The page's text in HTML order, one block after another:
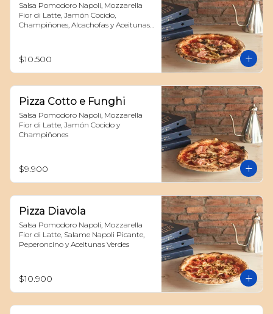
Salsa Pomodoro Napoli, Mozzarella
Fior di Latte, Jamón Cocido,
Champiñones, Alcachofas y Aceitunas
$10.500
Pizza Cotto e Funghi
Salsa Pomodoro Napoli, Mozzarella
Fior di Latte, Jamón Cocido y
Champiñones
$9.900
Pizza Diavola
Salsa Pomodoro Napoli, Mozzarella
Fior di Latte, Salame Napoli Picante,
Peperoncino y Aceitunas Verdes
$10.900